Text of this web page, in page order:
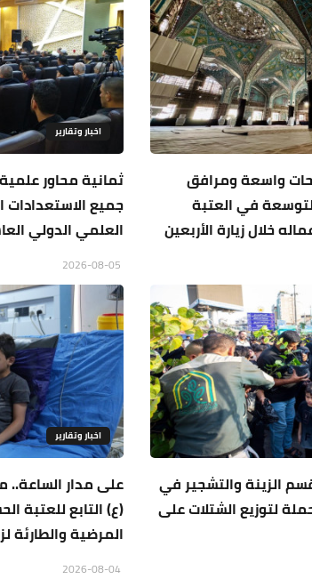
واسعة ومرافق
في العتبة
خلال زيارة الأربعين
اخبار وتقارير
ثمانية محاور
جميع الاستعدادات
العلمي الدولي
الزينة والتشجير في
لتوزيع الشتلات على
اخبار وتقارير
على مدار الساعة..
(ع) التابع للعتبة
المرضية والطارئة